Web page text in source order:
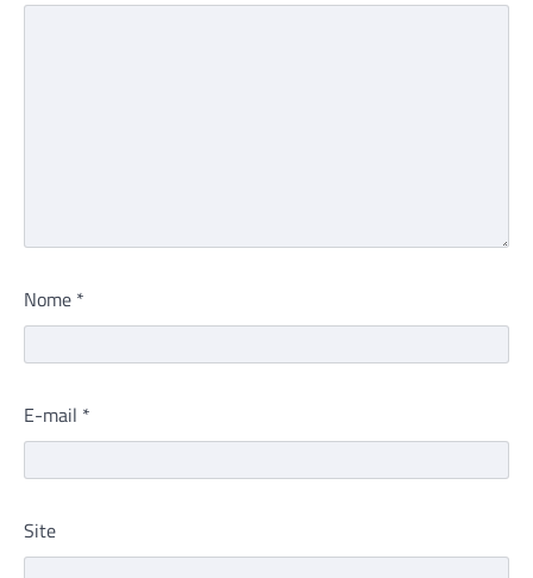
Nome *
E-mail *
Site